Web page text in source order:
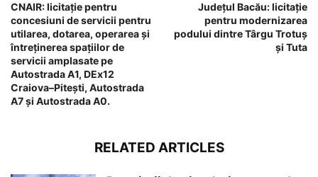
CNAIR: licitație pentru
concesiuni de servicii pentru
utilarea, dotarea, operarea și
întreținerea spațiilor de
servicii amplasate pe
Autostrada A1, DEx12
Craiova–Pitești, Autostrada
A7 și Autostrada A0.
Județul Bacău: licitație
pentru modernizarea
podului dintre Târgu Trotuș
și Tuta
RELATED ARTICLES